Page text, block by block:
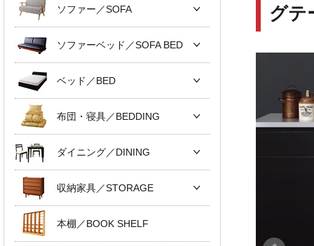
グテ
ソファー／SOFA
ソファーベッド／SOFA BED
ベッド／BED
布団・寝具／BEDDING
ダイニング／DINING
収納家具／STORAGE
本棚／BOOK SHELF